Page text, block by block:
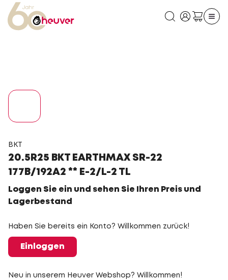
BKT
20.5R25 BKT EARTHMAX SR-22
177B/192A2 ** E-2/L-2 TL
Loggen Sie ein und sehen Sie Ihren Preis und
Lagerbestand
Haben Sie bereits ein Konto? Willkommen zurück!
Einloggen
Neu in unserem Heuver Webshop? Willkommen!